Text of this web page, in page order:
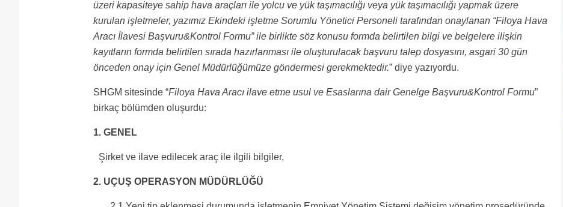
üzeri kapasiteye sahip hava araçları ile yolcu ve yük taşımacılığı veya yük taşımacılığı yapmak üzere
kurulan işletmeler, yazımız Ekindeki işletme Sorumlu Yönetici Personeli tarafından onaylanan “Filoya Hava
Aracı İlavesi Başvuru&Kontrol Formu” ile birlikte söz konusu formda belirtilen bilgi ve belgelere ilişkin
kayıtların formda belirtilen sırada hazırlanması ile oluşturulacak başvuru talep dosyasını, asgari 30 gün
önceden onay için Genel Müdürlüğümüze göndermesi gerekmektedir.” diye yazıyordu.
SHGM sitesinde “Filoya Hava Aracı ilave etme usul ve Esaslarına dair Genelge Başvuru&Kontrol Formu”
birkaç bölümden oluşurdu:
1. GENEL
Şirket ve ilave edilecek araç ile ilgili bilgiler,
2. UÇUŞ OPERASYON MÜDÜRLÜĞÜ